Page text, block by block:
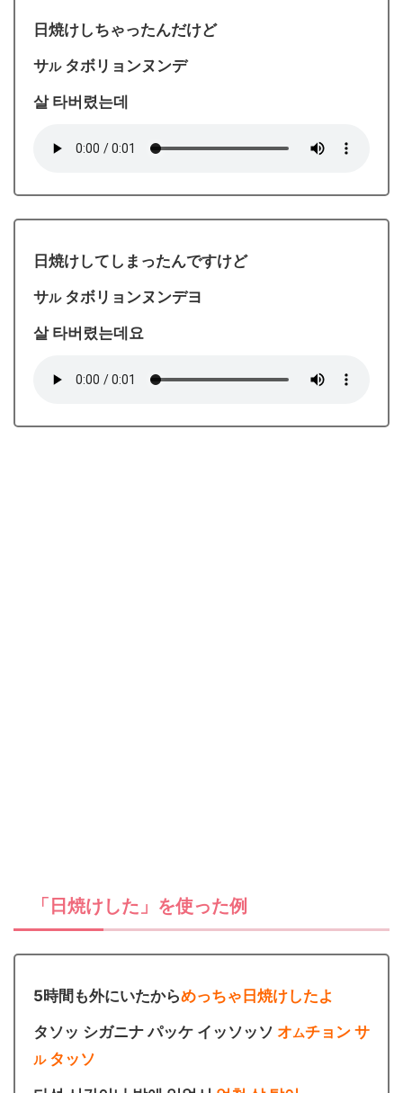
日焼けしちゃったんだけど
サルタボリョンヌンデ
살 타버렸는데
日焼けしてしまったんですけど
サルタボリョンヌンデヨ
살 타버렸는데요
「日焼けした」を使った例
5時間も外にいたからめっちゃ日焼けしたよ
タソッ シガニナ パッケ イッソッソ オムチョン サ
ルタッソ